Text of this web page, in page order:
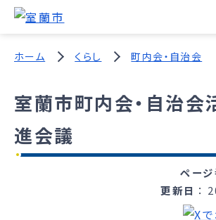
ホーム くらし 町内会・自治会
室蘭市町内会・自治会
進会議
ペー
更新日